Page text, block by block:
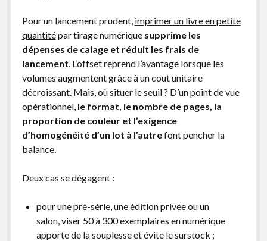
Pour un lancement prudent, imprimer un livre en petite
quantitépar tirage numérique supprime les
dépenses de calage et réduit les frais de
lancement. L’offset reprend l’avantage lorsque les
volumes augmentent grâce à un cout unitaire
décroissant. Mais, où situer le seuil ? D’un point de vue
opérationnel, le format, le nombre de pages, la
proportion de couleur et l’exigence
d’homogénéité d’un lot à l’autrefont pencher la
balance.
Deux cas se dégagent :
pour une pré-série, une édition privée ou un
salon, viser 50 à 300 exemplaires en numérique
apporte de la souplesse et évite le surstock ;